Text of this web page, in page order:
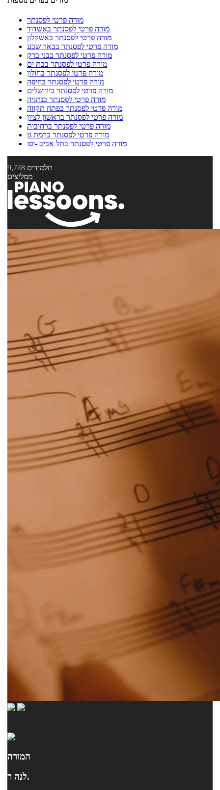
מורה פרטי לפסנתר
מורה פרטי לפסנתר באשדוד
מורה פרטי לפסנתר באשקלון
מורה פרטי לפסנתר בבאר שבע
מורה פרטי לפסנתר בבני ברק
מורה פרטי לפסנתר בבת ים
מורה פרטי לפסנתר בחולון
מורה פרטי לפסנתר בחיפה
מורה פרטי לפסנתר בירושלים
מורה פרטי לפסנתר בנתניה
מורה פרטי לפסנתר בפתח תקווה
מורה פרטי לפסנתר בראשון לציון
מורה פרטי לפסנתר ברחובות
מורה פרטי לפסנתר ברמת גן
מורה פרטי לפסנתר בתל אביב -יפו
9,748 תלמידים
ממליצים
המורה
לנה ר.